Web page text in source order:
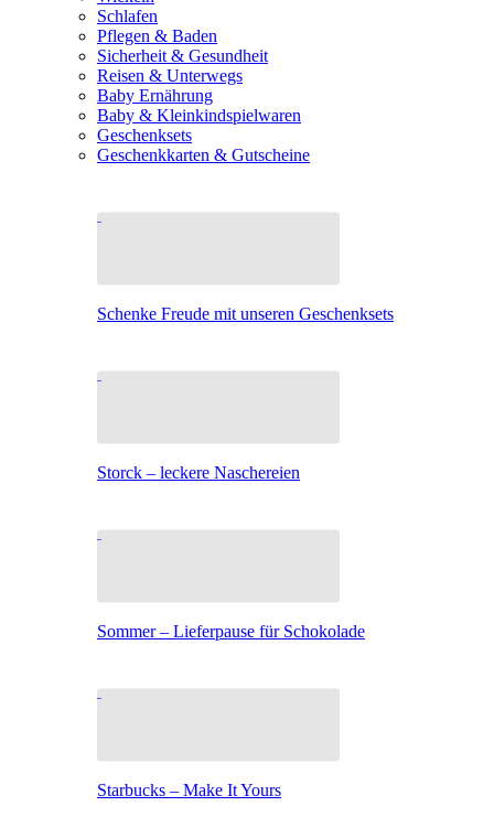
Schlafen
Pflegen & Baden
Sicherheit & Gesundheit
Reisen & Unterwegs
Baby Ernährung
Baby & Kleinkindspielwaren
Geschenksets
Geschenkkarten & Gutscheine
Schenke Freude mit unseren Geschenksets
Storck – leckere Naschereien
Sommer – Lieferpause für Schokolade
Starbucks – Make It Yours